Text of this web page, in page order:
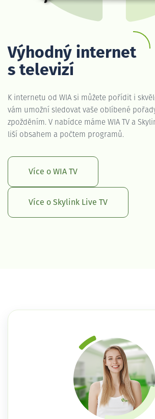
Výhodný internet
s televizí
K internetu od WIA si můžete pořídit i
vám umožní sledovat vaše oblíbené
zpožděním. V nabídce máme WIA TV a
liší obsahem a počtem programů.
Více o WIA TV
Více o Skylink Live TV